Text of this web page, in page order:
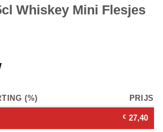
Whiskey Mini Flesjes
(%) PRIJS
€ 27,40